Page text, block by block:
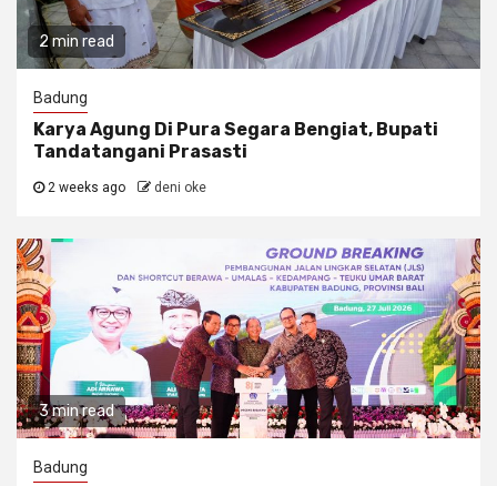
2 min read
Badung
Karya Agung Di Pura Segara Bengiat, Bupati
Tandatangani Prasasti
2 weeks ago deni oke
3 min read
Badung